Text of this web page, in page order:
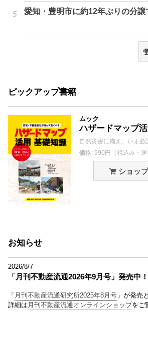
愛知・豊明市に約12年ぶりの分譲
ピックアップ書籍
ムック
ハザードマップ
自然災害に備え、いま必
価格: 990円（税込み・送
ショッ
お知らせ
2026/8/7
「月刊不動産流通2026年9月号」発売中！
「 月刊不動産流通研究所2025年8月号 」が発売
詳細は 月刊不動産流通オンラインショップをご